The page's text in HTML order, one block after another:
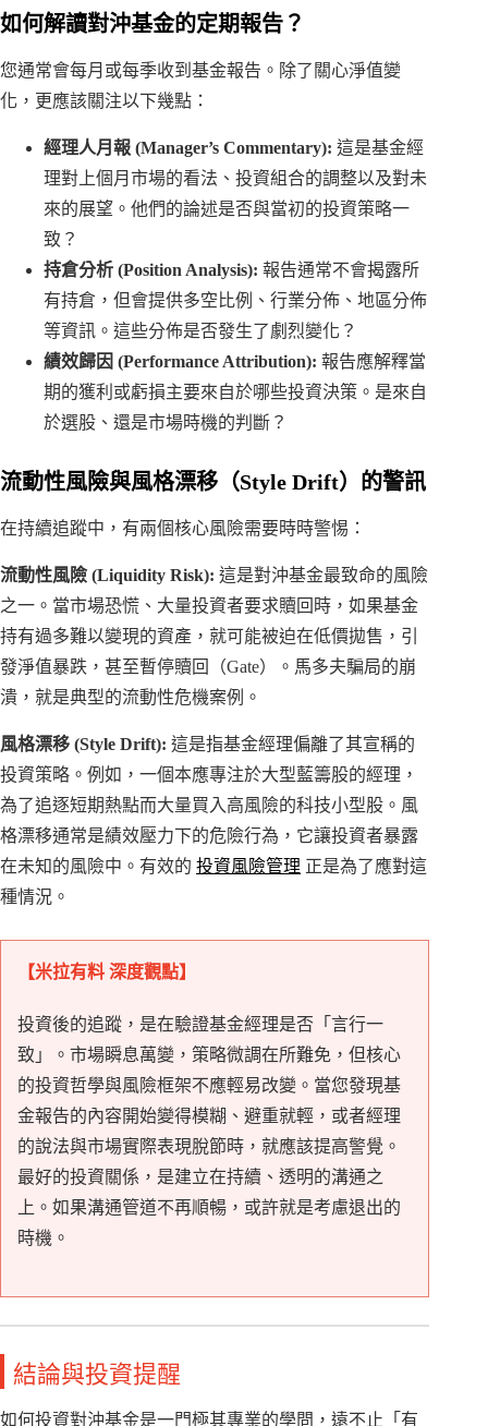
如何解讀對沖基金的定期報告？
您通常會每月或每季收到基金報告。除了關心淨值變
化，更應該關注以下幾點：
經理人月報 (Manager’s Commentary): 這是基金經
理對上個月市場的看法、投資組合的調整以及對未
來的展望。他們的論述是否與當初的投資策略一
致？
持倉分析 (Position Analysis): 報告通常不會揭露所
有持倉，但會提供多空比例、行業分佈、地區分佈
等資訊。這些分佈是否發生了劇烈變化？
績效歸因 (Performance Attribution): 報告應解釋當
期的獲利或虧損主要來自於哪些投資決策。是來自
於選股、還是市場時機的判斷？
流動性風險與風格漂移（Style Drift）的警訊
在持續追蹤中，有兩個核心風險需要時時警惕：
流動性風險 (Liquidity Risk): 這是對沖基金最致命的風險
之一。當市場恐慌、大量投資者要求贖回時，如果基金
持有過多難以變現的資產，就可能被迫在低價拋售，引
發淨值暴跌，甚至暫停贖回（Gate）。馬多夫騙局的崩
潰，就是典型的流動性危機案例。
風格漂移 (Style Drift): 這是指基金經理偏離了其宣稱的
投資策略。例如，一個本應專注於大型藍籌股的經理，
為了追逐短期熱點而大量買入高風險的科技小型股。風
格漂移通常是績效壓力下的危險行為，它讓投資者暴露
在未知的風險中。有效的 投資風險管理 正是為了應對這
種情況。
【米拉有料 深度觀點】
投資後的追蹤，是在驗證基金經理是否「言行一
致」。市場瞬息萬變，策略微調在所難免，但核心
的投資哲學與風險框架不應輕易改變。當您發現基
金報告的內容開始變得模糊、避重就輕，或者經理
的說法與市場實際表現脫節時，就應該提高警覺。
最好的投資關係，是建立在持續、透明的溝通之
上。如果溝通管道不再順暢，或許就是考慮退出的
時機。
結論與投資提醒
如何投資對沖基金是一門極其專業的學問，遠不止「有